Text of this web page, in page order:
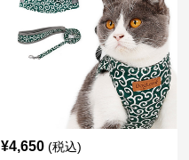
¥4,650 (税込)